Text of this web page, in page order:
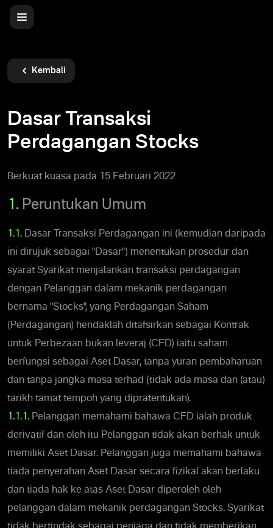
Kembali
Dasar Transaksi
Perdagangan Stocks
Berkuat kuasa pada 15 Februari 2022
1. Peruntukan Umum
1.1. Dasar Transaksi Perdagangan ini (kemudian daripada
ini dirujuk sebagai "Dasar") menentukan prosedur dan
syarat Syarikat menjalankan transaksi perdagangan
dengan Pelanggan dalam mekanik perdagangan
bernama "Stocks", yang Perdagangan Saham
(Perdagangan) hendaklah ditafsirkan sebagai Kontrak
untuk Perbezaan bukan leveraj (CFD) iaitu saham
berfungsi sebagai Aset Dasar, tanpa yuran pembaharuan
dan tanpa jangka masa terhad (tidak ada masa dan (atau)
tarikh tamat tempoh yang dipratentukan).
1.1.1. Pelanggan memahami bahawa CFD ialah produk
derivatif dan oleh itu Pelanggan tidak akan berhak untuk
memiliki Aset Dasar. Pelanggan juga memahami bahawa
tiada penyerahan Aset Dasar secara fizikal akan berlaku
dan tiada hak ke atas Aset Dasar diperoleh oleh
pelanggan dalam mekanik perdagangan Stocks. Syarikat